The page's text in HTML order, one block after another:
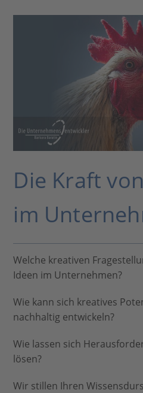
Die Kraft
im
Welche kreativen
Ideen im Unternehmen?
Wie kann sich kreatives
nachhaltig entwickeln?
Wie lassen sich
lösen?
Wir stillen Ihren